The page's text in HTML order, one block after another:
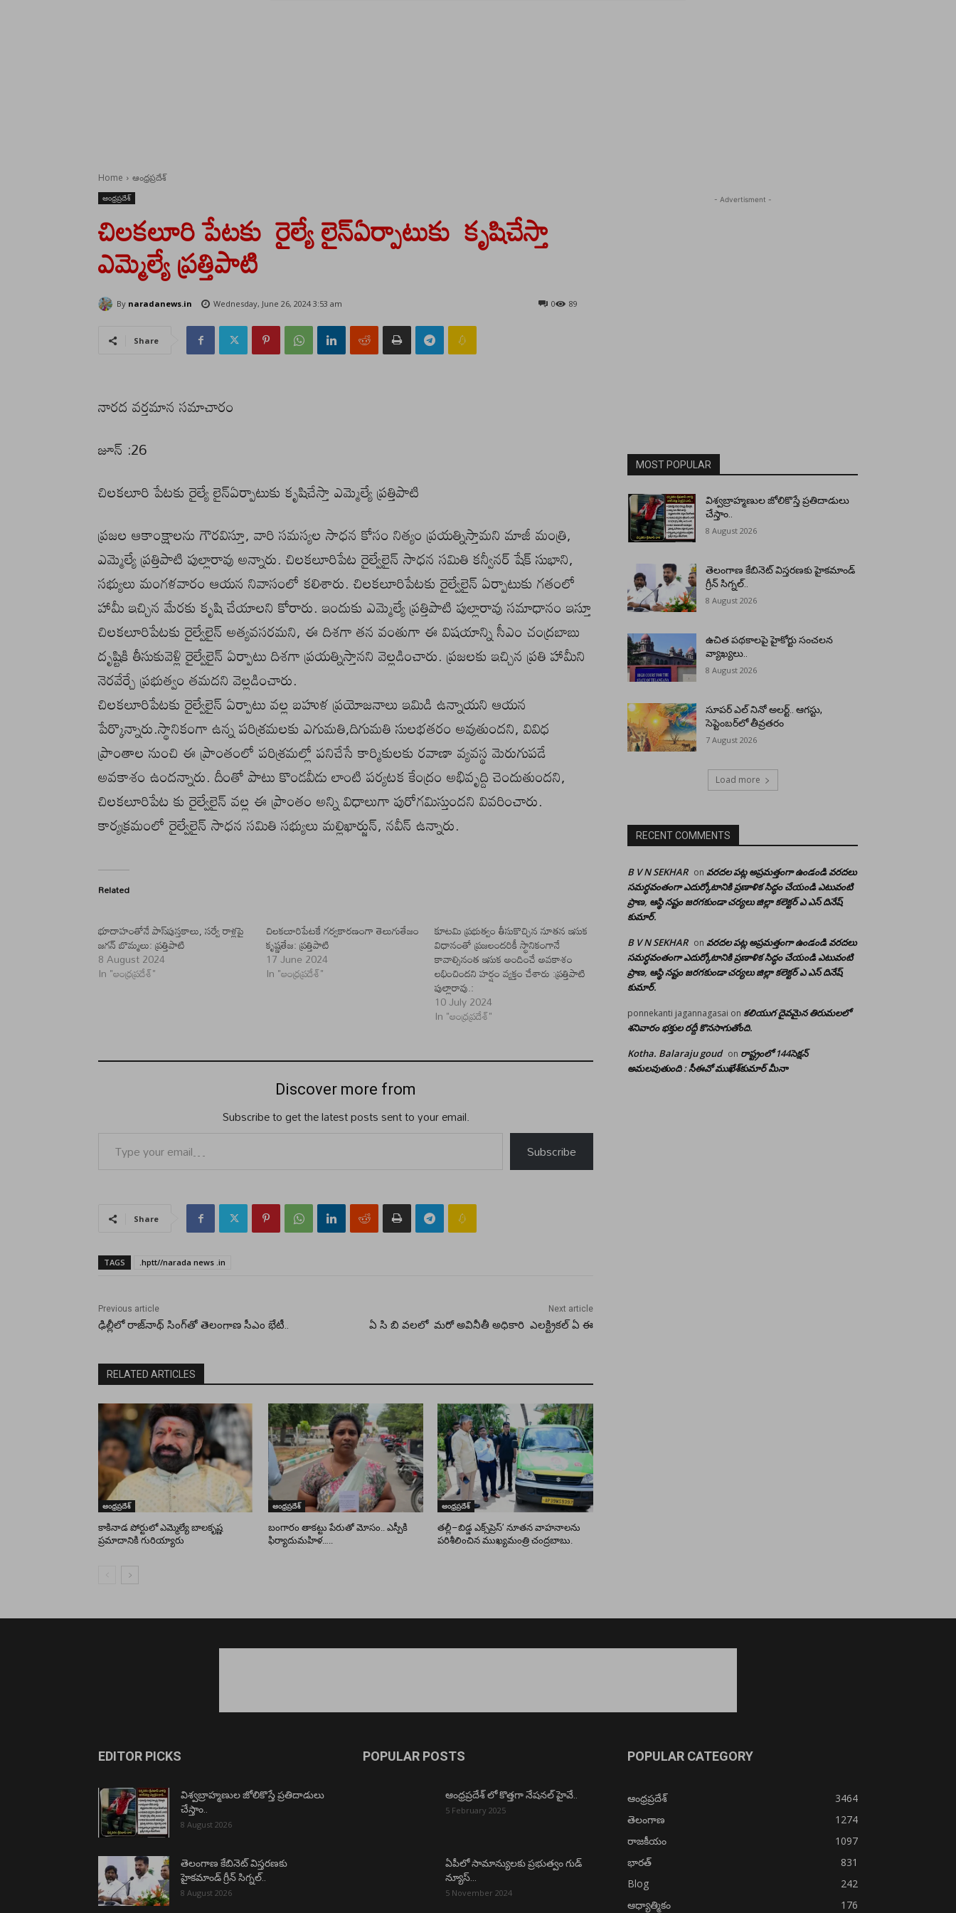
Home ఆంధ్రప్రదేశ్
ఆంధ్రప్రదేశ్
చిలకలూరి పేటకు రైల్యే లైన్ఏర్పాటుకు కృషిచేస్తా
ఎమ్మెల్యే ప్రత్తిపాటి
By naradanews.in Wednesday, June 26, 2024 3:53 am 89
0
Share
నారద వర్తమాన సమాచారం
జూన్ :26
చిలకలూరి పేటకు రైల్యే లైన్ఏర్పాటుకు కృషిచేస్తా ఎమ్మెల్యే ప్రత్తిపాటి
ప్ర‌జ‌ల ఆకాంక్షాల‌ను గౌర‌విస్తూ, వారి స‌మ‌స్య‌ల సాధ‌న కోసం నిత్యం ప్ర‌య‌త్నిస్తామ‌ని మాజీ మంత్రి,
ఎమ్మెల్యే ప్ర‌త్తిపాటి పుల్లారావు అన్నారు. చిల‌క‌లూరిపేట రైల్వేలైన్ సాధ‌న స‌మితి క‌న్వీన‌ర్ షేక్ సుభాని,
స‌భ్యులు మంగ‌ళ‌వారం ఆయ‌న నివాసంలో క‌లిశారు. చిల‌క‌లూరిపేట‌కు రైల్వేలైన్ ఏర్పాటుకు గ‌తంలో
హామీ ఇచ్చిన మేర‌కు కృషి చేయాల‌ని కోరారు. ఇందుకు ఎమ్మెల్యే ప్ర‌త్తిపాటి పుల్లారావు స‌మాధానం ఇస్తూ
చిల‌క‌లూరిపేట‌కు రైల్వేలైన్ అత్య‌వ‌స‌ర‌మ‌ని, ఈ దిశ‌గా త‌న వంతుగా ఈ విష‌యాన్ని సీఎం చంద్ర‌బాబు
దృష్టికి తీసుకువెళ్లి రైల్వేలైన్ ఏర్పాటు దిశ‌గా ప్ర‌య‌త్నిస్తాన‌ని వెల్ల‌డించారు. ప్ర‌జ‌ల‌కు ఇచ్చిన ప్ర‌తి హామీని
నెర‌వేర్చే ప్ర‌భుత్వం త‌మ‌ద‌ని వెల్ల‌డించారు.
చిల‌క‌లూరిపేట‌కు రైల్వేలైన్ ఏర్పాటు వ‌ల్ల బ‌హుళ ప్ర‌యోజ‌నాలు ఇమిడి ఉన్నాయ‌ని ఆయన
పేర్కొన్నారు.స్థానికంగా ఉన్న ప‌రిశ్ర‌మ‌ల‌కు ఎగుమ‌తి,దిగుమ‌తి సుల‌భ‌త‌రం అవుతుంద‌ని, వివిధ
ప్రాంతాల నుంచి ఈ ప్రాంతంలో ప‌రిశ్ర‌మ‌ల్లో ప‌నిచేసే కార్మికుల‌కు ర‌వాణా వ్య‌వ‌స్థ మెరుగుప‌డే
అవ‌కాశం ఉంద‌న్నారు. దీంతో పాటు కొండ‌వీడు లాంటి ప‌ర్య‌ట‌క కేంద్రం అభివృద్ది చెందుతుంద‌ని,
చిల‌క‌లూరిపేట కు రైల్వేలైన్ వ‌ల్ల ఈ ప్రాంతం అన్ని విధాలుగా పురోగ‌మిస్తుంద‌ని వివ‌రించారు.
కార్య‌క్ర‌మంలో రైల్వేలైన్ సాధ‌న స‌మితి స‌భ్యులు మల్లిఖార్జున్, నవీన్ ఉన్నారు.
Related
భూదాహంతోనే పాస్‌పుస్తకాలు, సర్వే రాళ్లపై
జగన్ బొమ్మలు: ప్రత్తిపాటి
8 August 2024
In "ఆంధ్రప్రదేశ్"
చిలకలూరిపేటకే గర్వకారణంగా తెలుగుతేజం
కృష్ణతేజ: ప్రత్తిపాటి
17 June 2024
In "ఆంధ్రప్రదేశ్"
కూటమి ప్రభుత్వం తీసుకొచ్చిన నూతన ఇసుక
విధానంతో ప్రజలందరికీ స్థానికంగానే
కావాల్సినంత ఇసుక అందించే అవకాశం
లభించిందని హర్షం వ్యక్తం చేశారు :ప్రత్తిపాటి
పుల్లారావు.:
10 July 2024
In "ఆంధ్రప్రదేశ్"
Discover more from
Subscribe to get the latest posts sent to your email.
Subscribe
Share
TAGS .hptt//narada news .in
Previous article
ఢిల్లీలో రాజ్‌నాథ్ సింగ్‌తో తెలంగాణ సీఎం భేటీ..
Next article
ఏ సి బి వలలో మరో అవినీతీ అధికారి ఎలక్ట్రికల్ ఏ ఈ
RELATED ARTICLES
ఆంధ్రప్రదేశ్
కాకినాడ పోర్టులో ఎమ్మెల్యే బాలకృష్ణ
ప్రమాదానికి గురియ్యారు
ఆంధ్రప్రదేశ్
బంగారం తాకట్టు పేరుతో మోసం.. ఎస్పీకి
ఫిర్యాదుమహిళ…..
ఆంధ్రప్రదేశ్
తల్లీ–బిడ్డ ఎక్స్‌ప్రెస్’ నూతన వాహనాలను
పరిశీలించిన ముఖ్యమంత్రి చంద్రబాబు.
- Advertisment -
MOST POPULAR
విశ్వబ్రాహ్మణుల జోలికొస్తే ప్రతిదాడులు
చేస్తాం..
8 August 2026
తెలంగాణ కేబినెట్ విస్తరణకు హైకమాండ్
గ్రీన్ సిగ్నల్..
8 August 2026
ఉచిత పథకాలపై హైకోర్టు సంచలన
వ్యాఖ్యలు..
8 August 2026
సూపర్ ఎల్ నినో అలర్ట్.. ఆగస్టు,
సెప్టెంబర్‌లో తీవ్రతరం
7 August 2026
Load more
RECENT COMMENTS
B V N SEKHAR on వరదల పట్ల అప్రమత్తంగా ఉండండి వరదలు
సమర్ధవంతంగా ఎదుర్కోటానికి ప్రణాళిక సిద్ధం చేయండి ఎటువంటి
ప్రాణ, ఆస్థి నష్టం జరగకుండా చర్యలు జిల్లా కలెక్టర్ ఎ ఎస్ దినేష్
కుమార్.
B V N SEKHAR on వరదల పట్ల అప్రమత్తంగా ఉండండి వరదలు
సమర్ధవంతంగా ఎదుర్కోటానికి ప్రణాళిక సిద్ధం చేయండి ఎటువంటి
ప్రాణ, ఆస్థి నష్టం జరగకుండా చర్యలు జిల్లా కలెక్టర్ ఎ ఎస్ దినేష్
కుమార్.
ponnekanti jagannagasai on కలియుగ దైవమైన తిరుమలలో
శనివారం భక్తుల రద్దీ కొనసాగుతోంది.
Kotha. Balaraju goud on రాష్ట్రంలో 144సెక్షన్
అమలవుతుంది : సీఈవో ముఖేశ్‌కుమార్‌ మీనా
EDITOR PICKS
విశ్వబ్రాహ్మణుల జోలికొస్తే ప్రతిదాడులు
చేస్తాం..
8 August 2026
తెలంగాణ కేబినెట్ విస్తరణకు
హైకమాండ్ గ్రీన్ సిగ్నల్..
8 August 2026
POPULAR POSTS
ఆంధ్రప్రదేశ్ లో కొత్తగా నేషనల్ హైవే..
5 February 2025
ఏపీలో సామాన్యులకు ప్రభుత్వం గుడ్
న్యూస్…
5 November 2024
POPULAR CATEGORY
ఆంధ్రప్రదేశ్
3464
తెలంగాణ
1274
రాజకీయం
1097
భారత్
831
Blog
242
ఆధ్యాత్మికం
176